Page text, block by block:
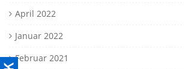
April 2022
Januar 2022
Februar 2021